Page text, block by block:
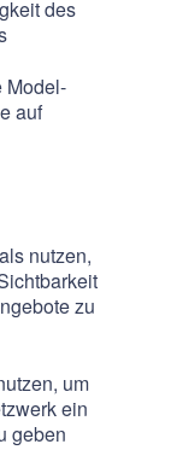
des
Model-
auf
nutzen,
zu
um
ein
geben